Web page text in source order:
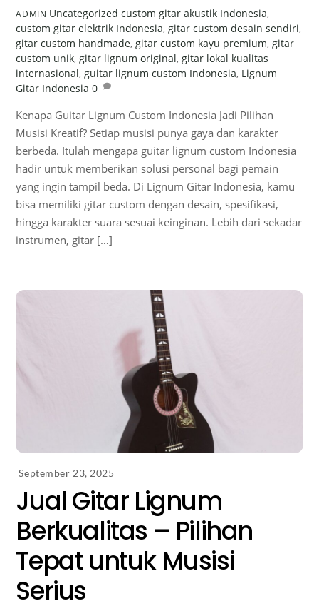
ADMIN Uncategorized custom gitar akustik Indonesia,
custom gitar elektrik Indonesia,gitar custom desain sendiri,
gitar custom handmade,gitar custom kayu premium,gitar
custom unik,gitar lignum original,gitar lokal kualitas
internasional,guitar lignum custom Indonesia, Lignum
Gitar Indonesia 0
Kenapa Guitar Lignum Custom Indonesia Jadi Pilihan
Musisi Kreatif? Setiap musisi punya gaya dan karakter
berbeda. Itulah mengapa guitar lignum custom Indonesia
hadir untuk memberikan solusi personal bagi pemain
yang ingin tampil beda. Di Lignum Gitar Indonesia, kamu
bisa memiliki gitar custom dengan desain, spesifikasi,
hingga karakter suara sesuai keinginan. Lebih dari sekadar
instrumen, gitar […]
September 23, 2025
Jual Gitar Lignum
Berkualitas – Pilihan
Tepat untuk Musisi
Serius